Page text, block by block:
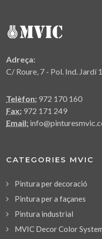
Adreça:
C/ Roure, 7 - Pol. Ind. Jardí
Telèfon: 972 170 160
Fax: 972 171 249
Email:
CATEGORIES MVIC
Pintura per decoració
Pintura per a façanes
Pintura industrial
MVIC Decor Color